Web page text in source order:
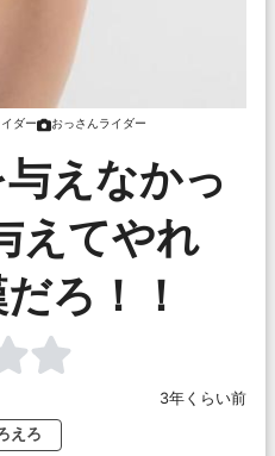
ダー おっさんライダー
えなかっ
てやれ
ろ！！
3年くらい前
えろ